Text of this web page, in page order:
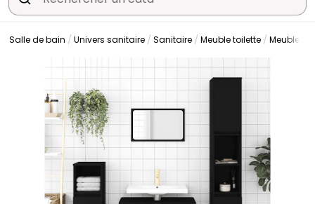
Salle de bain Univers sanitaire Sanitaire Meuble toilette Meuble